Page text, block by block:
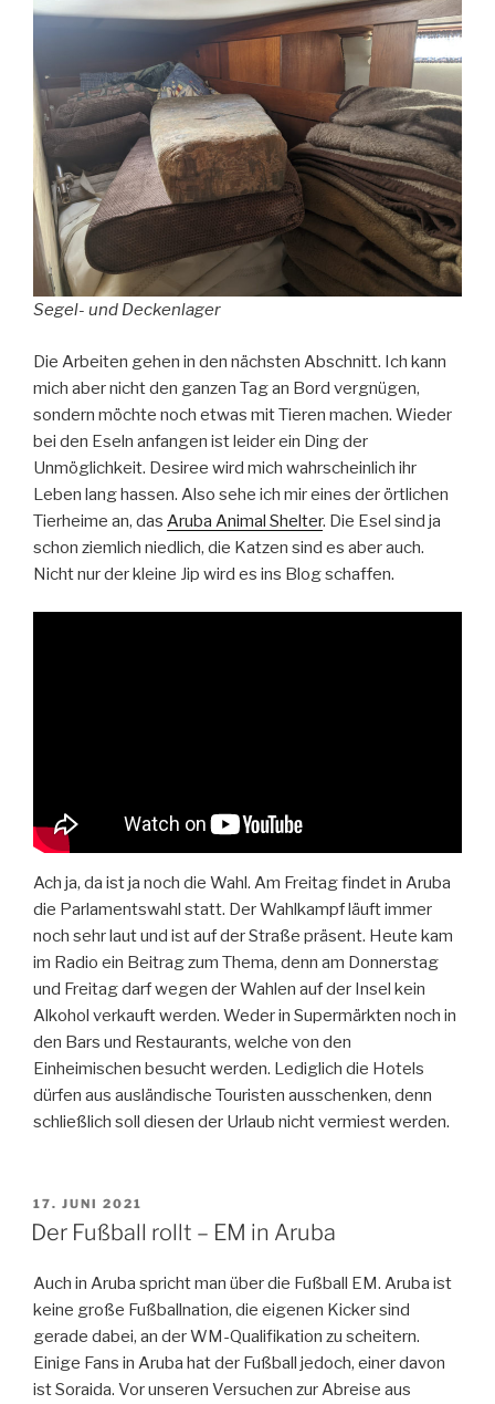
Segel- und Deckenlager
Die Arbeiten gehen in den nächsten Abschnitt. Ich kann
mich aber nicht den ganzen Tag an Bord vergnügen,
sondern möchte noch etwas mit Tieren machen. Wieder
bei den Eseln anfangen ist leider ein Ding der
Unmöglichkeit. Desiree wird mich wahrscheinlich ihr
Leben lang hassen. Also sehe ich mir eines der örtlichen
Tierheime an, das Aruba Animal Shelter. Die Esel sind ja
schon ziemlich niedlich, die Katzen sind es aber auch.
Nicht nur der kleine Jip wird es ins Blog schaffen.
Ach ja, da ist ja noch die Wahl. Am Freitag findet in Aruba
die Parlamentswahl statt. Der Wahlkampf läuft immer
noch sehr laut und ist auf der Straße präsent. Heute kam
im Radio ein Beitrag zum Thema, denn am Donnerstag
und Freitag darf wegen der Wahlen auf der Insel kein
Alkohol verkauft werden. Weder in Supermärkten noch in
den Bars und Restaurants, welche von den
Einheimischen besucht werden. Lediglich die Hotels
dürfen aus ausländische Touristen ausschenken, denn
schließlich soll diesen der Urlaub nicht vermiest werden.
VERÖFFENTLICHT
AM
17. JUNI 2021
Der Fußball rollt – EM in Aruba
Auch in Aruba spricht man über die Fußball EM. Aruba ist
keine große Fußballnation, die eigenen Kicker sind
gerade dabei, an der WM-Qualifikation zu scheitern.
Einige Fans in Aruba hat der Fußball jedoch, einer davon
ist Soraida. Vor unseren Versuchen zur Abreise aus